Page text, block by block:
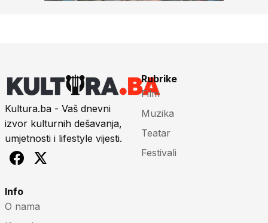
Kultura.ba - Vaš dnevni
izvor kulturnih dešavanja,
umjetnosti i lifestyle vijesti.
Rubrike
Film
Muzika
Teatar
Festivali
Info
O nama